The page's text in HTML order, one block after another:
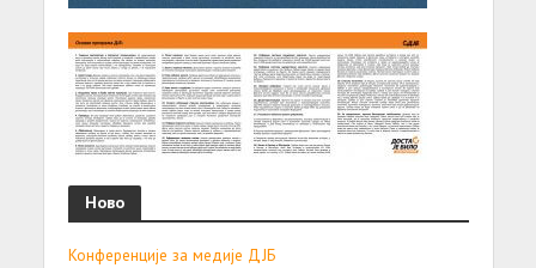
Ново
Конференције за медије ДЈБ